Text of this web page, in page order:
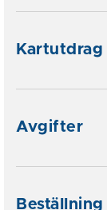
Kartutdrag
Avgifter